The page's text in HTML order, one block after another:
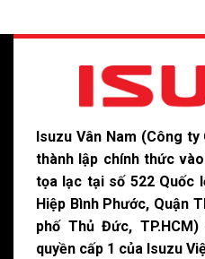
Isuzu Vân Nam (Công
thành lập chính thức
tọa lạc tại số 522 Quốc
Hiệp Bình Phước, Quận
phố Thủ Đức,
quyền cấp 1 của Isuzu